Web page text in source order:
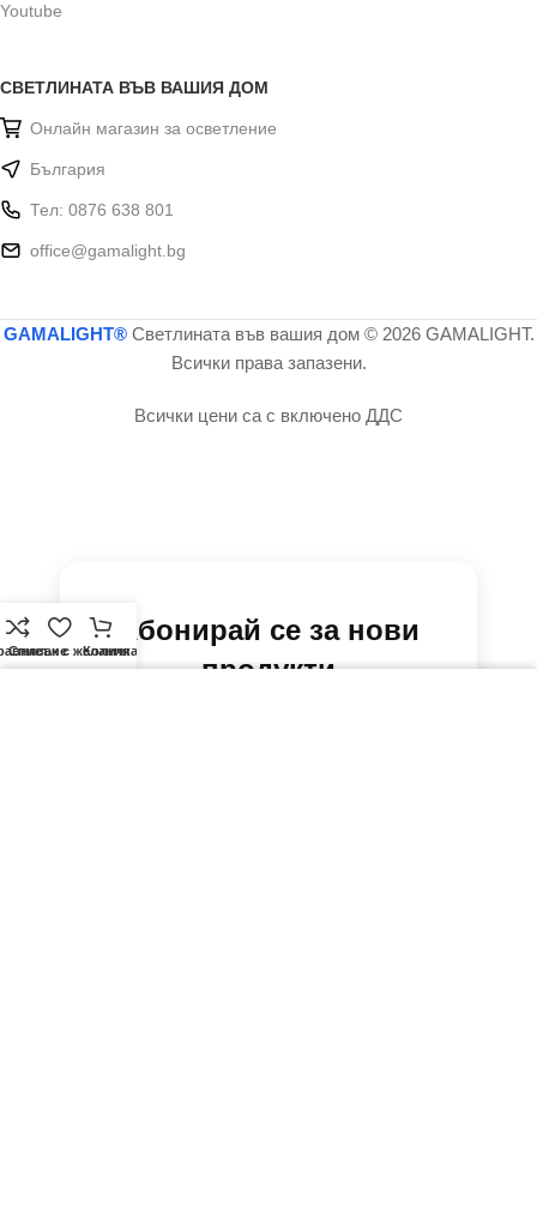
Youtube
СВЕТЛИНАТА ВЪВ ВАШИЯ ДОМ
Онлайн магазин за осветление
България
Тел: 0876 638 801
office@gamalight.bg
GAMALIGHT® Светлината във вашия дом © 2026 GAMALIGHT.
Всички права запазени.
Всички цени са с включено ДДС
Абонирай се за нови
продукти
Списък с желания
Количка